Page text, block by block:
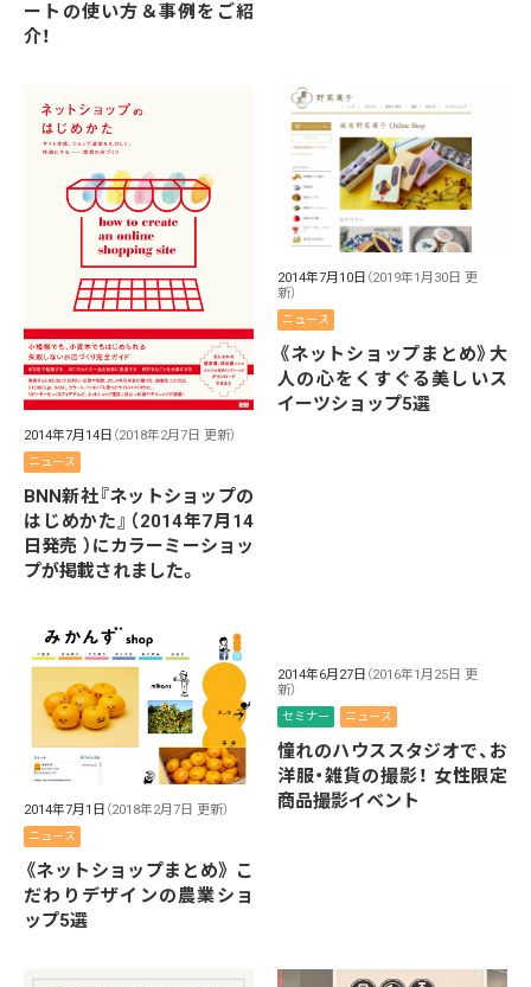
ートの使い方＆事例をご紹
介！
2014年7月14日 （2018年2月7日 更新）
ニュース
BNN新社『ネットショップの
はじめかた』（2014年7月14
日発売 ）にカラーミーショッ
プが掲載されました。
2014年7月10日 （2019年1月30日 更
新）
ニュース
《ネットショップまとめ》大
人の心をくすぐる美しいス
イーツショップ5選
2014年7月1日 （2018年2月7日 更新）
ニュース
《ネットショップまとめ》 こ
だわりデザインの農業ショ
ップ5選
2014年6月27日 （2016年1月25日 更
新）
セミナー ニュース
憧れのハウススタジオで、お
洋服・雑貨の撮影！ 女性限定
商品撮影イベント